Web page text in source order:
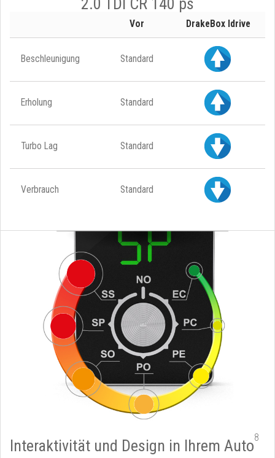
Vor DrakeBox Idrive
Beschleunigung Standard
Erholung Standard
Turbo Lag Standard
Verbrauch Standard
Interaktivität und Design in Ihrem Auto8